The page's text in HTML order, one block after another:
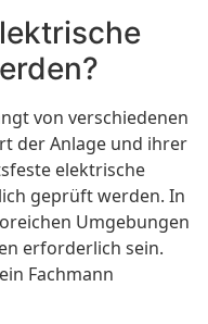
von verschiedenen
der Anlage und ihrer
elektrische
geprüft werden. In
Umgebungen
erforderlich sein.
Fachmann